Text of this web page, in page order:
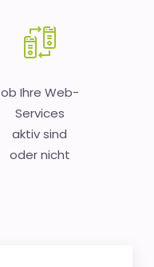
ob Ihre Web-
Services
aktiv sind
oder nicht